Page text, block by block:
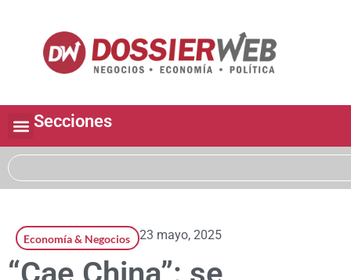
Secciones
Economía & Negocios 23 mayo, 2025